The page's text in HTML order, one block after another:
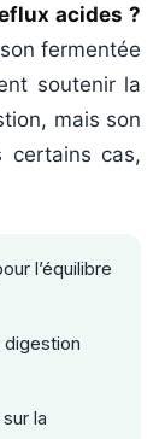
acides ?
fermentée
soutenir la
mais son
certains cas,
l’équilibre
digestion
la